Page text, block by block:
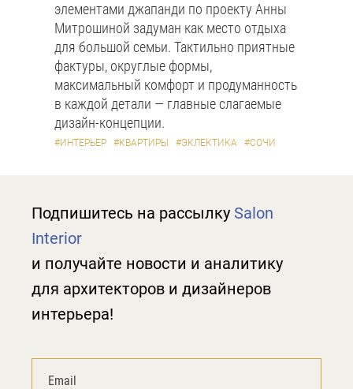
элементами джапанди по проекту Анны
Митрошиной задуман как место отдыха
для большой семьи. Тактильно приятные
фактуры, округлые формы,
максимальный комфорт и продуманность
в каждой детали — главные слагаемые
дизайн-концепции.
#ИНТЕРЬЕР #КВАРТИРЫ #ЭКЛЕКТИКА #СОЧИ
Подпишитесь на рассылку Salon
Interior
и получайте новости и аналитику
для архитекторов и дизайнеров
интерьера!